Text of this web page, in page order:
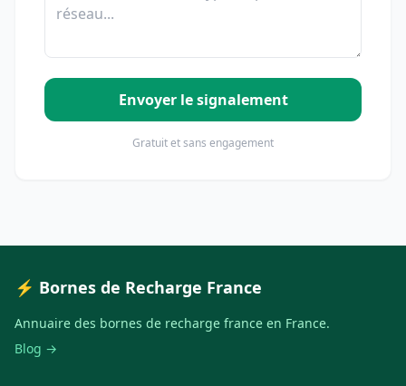
Envoyer le signalement
Gratuit et sans engagement
⚡ Bornes de Recharge France
Annuaire des bornes de recharge france en France.
Blog →